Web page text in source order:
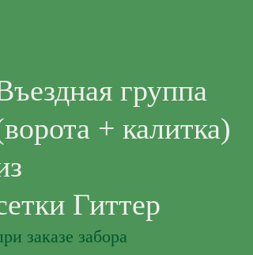
группа
+ калитка)
Гиттер
заказе забора